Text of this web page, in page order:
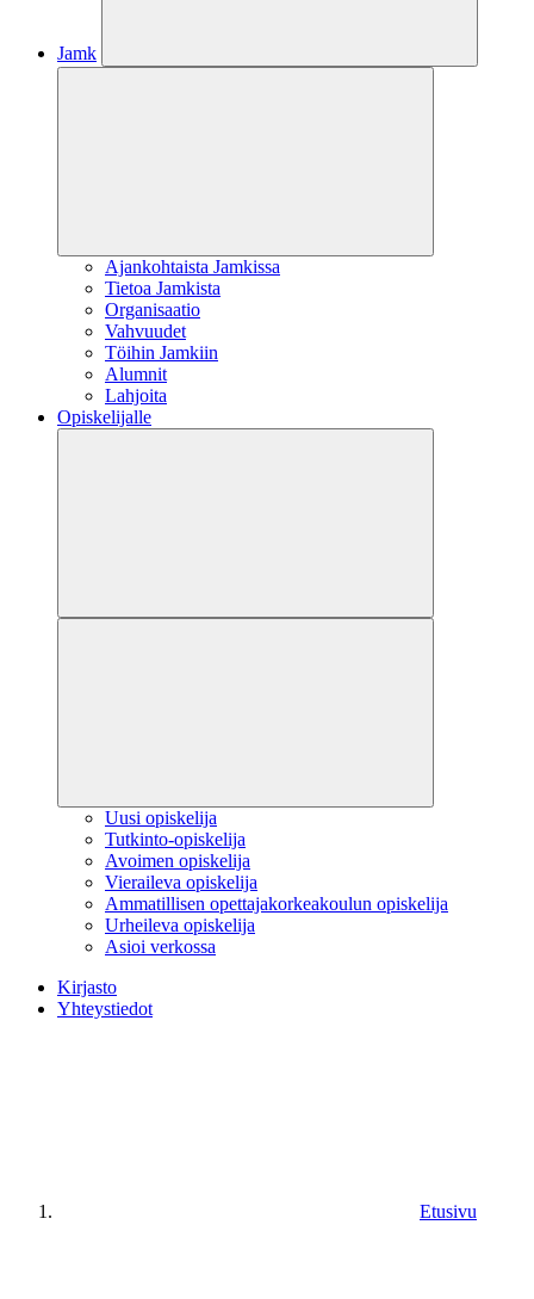
Jamk
Ajankohtaista Jamkissa
Tietoa Jamkista
Organisaatio
Vahvuudet
Töihin Jamkiin
Alumnit
Lahjoita
Opiskelijalle
Uusi opiskelija
Tutkinto-opiskelija
Avoimen opiskelija
Vieraileva opiskelija
Ammatillisen opettajakorkeakoulun opiskelija
Urheileva opiskelija
Asioi verkossa
Kirjasto
Yhteystiedot
Etusivu